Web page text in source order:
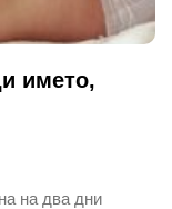
името,
на два дни